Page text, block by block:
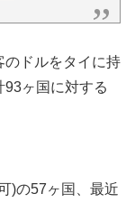
のドルをタイに持
93ヶ国に対する
)の57ヶ国、最近